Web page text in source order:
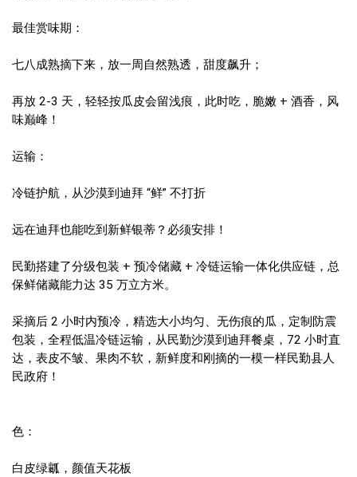
最佳赏味期：
七八成熟摘下来，放一周自然熟透，甜度飙升；
再放 2-3 天，轻轻按瓜皮会留浅痕，此时吃，脆嫩 + 酒香，风
味巅峰！
运输：
冷链护航，从沙漠到迪拜 “鲜” 不打折
远在迪拜也能吃到新鲜银蒂？必须安排！
民勤搭建了分级包装 + 预冷储藏 + 冷链运输一体化供应链，总
保鲜储藏能力达 35 万立方米。
采摘后 2 小时内预冷，精选大小均匀、无伤痕的瓜，定制防震
包装，全程低温冷链运输，从民勤沙漠到迪拜餐桌，72 小时直
达，表皮不皱、果肉不软，新鲜度和刚摘的一模一样民勤县人
民政府！
色：
白皮绿瓤，颜值天花板